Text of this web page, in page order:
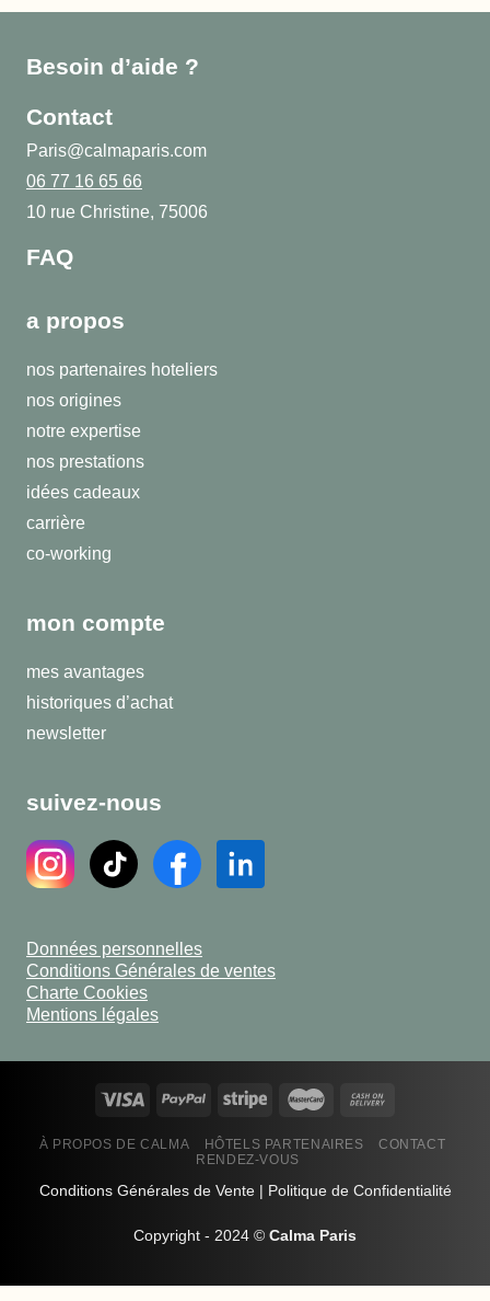
Besoin d’aide ?
Contact
Paris@calmaparis.com
06 77 16 65 66
10 rue Christine, 75006
FAQ
a propos
nos partenaires hoteliers
nos origines
notre expertise
nos prestations
idées cadeaux
carrière
co-working
mon compte
mes avantages
historiques d’achat
newsletter
suivez-nous
Données personnelles
Conditions Générales de ventes
Charte Cookies
Mentions légales
À PROPOS DE CALMA HÔTELS PARTENAIRES
CONTACT
RENDEZ-VOUS
Conditions Générales de Vente| Politique de Confidentialité
Copyright - 2024 © Calma Paris